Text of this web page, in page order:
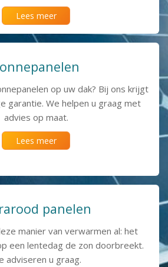
Lees meer
op uw dak? Bij ons krijgt
garantie. We hel­pen u graag met
advies op maat.
Lees meer
panelen
ma­nier van ver­warmen al: het
een len­te­dag de zon door­breekt.
adviseren u graag.